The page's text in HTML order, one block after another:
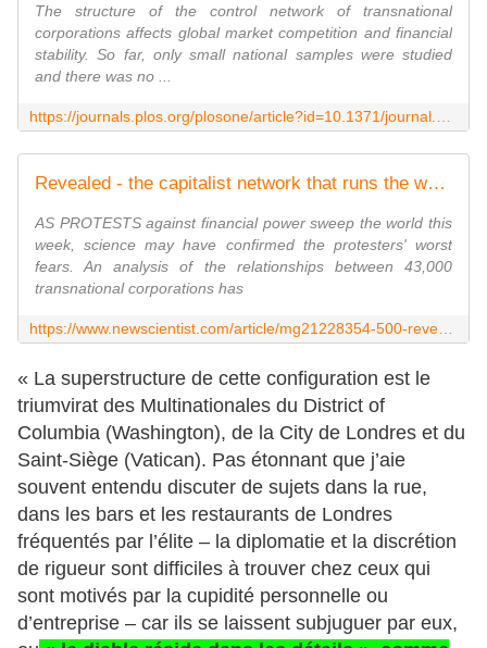
The structure of the control network of transnational
corporations affects global market competition and financial
stability. So far, only small national samples were studied
and there was no ...
Revealed - the capitalist network that runs the world
AS PROTESTS against financial power sweep the world this
week, science may have confirmed the protesters' worst
fears. An analysis of the relationships between 43,000
transnational corporations has
« La superstructure de cette configuration est le
triumvirat des Multinationales du District of
Columbia (Washington), de la City de Londres et du
Saint-Siège (Vatican). Pas étonnant que j’aie
souvent entendu discuter de sujets dans la rue,
dans les bars et les restaurants de Londres
fréquentés par l’élite – la diplomatie et la discrétion
de rigueur sont difficiles à trouver chez ceux qui
sont motivés par la cupidité personnelle ou
d’entreprise – car ils se laissent subjuguer par eux,